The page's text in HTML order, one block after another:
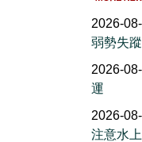
2026-
弱勢失
2026-
運
2026-
注意水